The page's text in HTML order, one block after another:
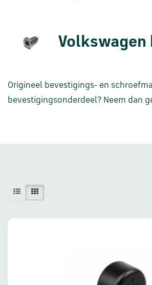
Origineel bevestigings- en
bevestigingsonderdeel? Neem dan